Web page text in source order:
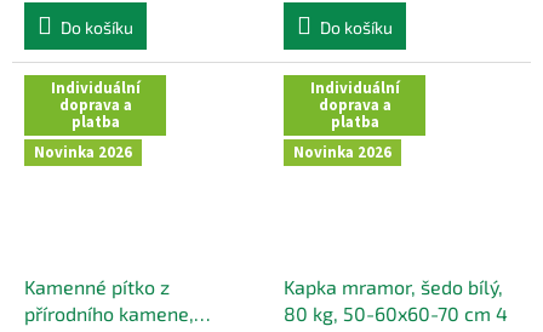
Do košíku Do košíku
Individuální
doprava a
platba
Novinka 2026
Kamenné pítko z
přírodního kamene,
Individuální
doprava a
platba
Novinka 2026
Kapka mramor, šedo bílý,
80 kg, 50-60x60-70 cm 4